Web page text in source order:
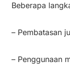
Beberapa
– Pembatasan
– Penggunaan